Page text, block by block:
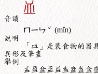
音讀
ㄇㄧㄣ ˇ (mǐn)
說明
「皿」是裝食物的器
異形及筆畫
舉例
盂盈盆盃益盍盎盔盒